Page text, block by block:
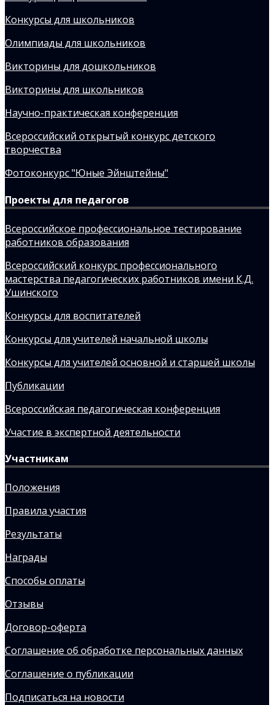
Конкурсы для школьников
Олимпиады для школьников
Викторины для дошкольников
Викторины для школьников
Научно-практическая конференция
Всероссийский открытый конкурс детского
творчества
Фотоконкурс "Юные Эйнштейны"
Проекты для педагогов
Всероссийское профессиональное тестирование
работников образования
Всероссийский конкурс профессионального
мастерства педагогических работников имени К.Д.
Ушинского
Конкурсы для воспитателей
Конкурсы для учителей начальной школы
Конкурсы для учителей основной и старшей школы
Публикации
Всероссийская педагогическая конференция
Участие в экспертной деятельности
Участникам
Положения
Правила участия
Результаты
Награды
Способы оплаты
Отзывы
Договор-оферта
Соглашение об обработке персональных данных
Соглашение о публикации
Подписаться на новости